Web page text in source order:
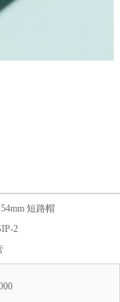
短路帽
2